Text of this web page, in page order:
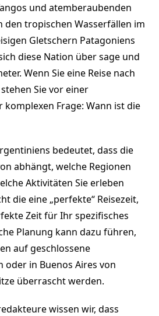
und atemberaubenden
den tropischen Wasserfällen im
Gletschern Patagoniens
diese Nation über sage und
Wenn Sie eine Reise nach
Sie vor einer
Frage: Wann ist die
bedeutet, dass die
abhängt, welche Regionen
Aktivitäten Sie erleben
die eine „perfekte“ Reisezeit,
Zeit für Ihr spezifisches
Planung kann dazu führen,
auf geschlossene
oder in Buenos Aires von
überrascht werden.
wissen wir, dass